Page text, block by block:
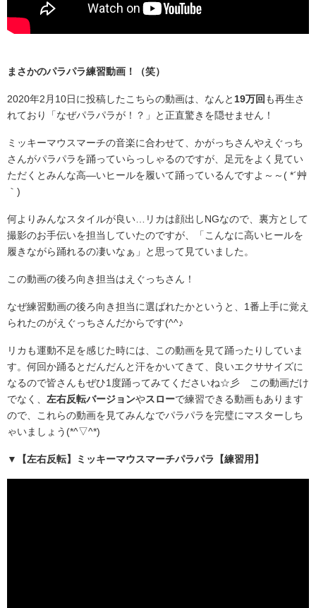
まさかのパラパラ練習動画！（笑）
2020年2月10日に投稿したこちらの動画は、なんと 19万回 も再生さ
れており「なぜパラパラが！？」と正直驚きを隠せません！
ミッキーマウスマーチの音楽に合わせて、かがっちさんやえぐっち
さんがパラパラを踊っていらっしゃるのですが、足元をよく見てい
ただくとみんな高―いヒールを履いて踊っているんですよ～～( *´艸
｀)
何よりみんなスタイルが良い…リカは顔出しNGなので、裏方として
撮影のお手伝いを担当していたのですが、「こんなに高いヒールを
履きながら踊れるの凄いなぁ」と思って見ていました。
この動画の後ろ向き担当はえぐっちさん！
なぜ練習動画の後ろ向き担当に選ばれたかというと、1番上手に覚え
られたのがえぐっちさんだからです(^^♪
リカも運動不足を感じた時には、この動画を見て踊ったりしていま
す。何回か踊るとだんだんと汗をかいてきて、良いエクササイズに
なるので皆さんもぜひ1度踊ってみてくださいね☆彡 この動画だけ
でなく、 左右反転バージョンやスローで練習できる動画もあります
ので、これらの動画を見てみんなでパラパラを完璧にマスターしち
ゃいましょう(*^▽^*)
▼【左右反転】ミッキーマウスマーチパラパラ【練習用】